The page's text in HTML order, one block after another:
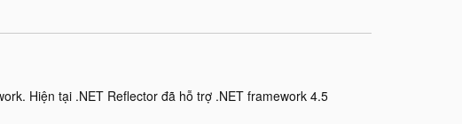
Hiện tại .NET Reflector đã hỗ trợ .NET framework 4.5